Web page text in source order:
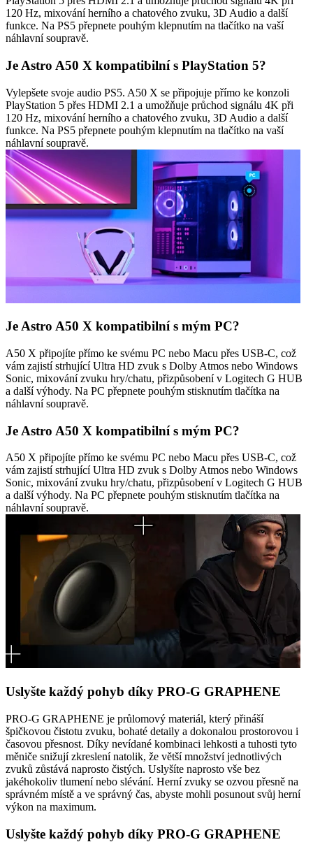
120 Hz, mixování herního a chatového zvuku, 3D Audio a další
funkce. Na PS5 přepnete pouhým klepnutím na tlačítko na vaší
náhlavní soupravě.
Je Astro A50 X kompatibilní s PlayStation 5?
Vylepšete svoje audio PS5. A50 X se připojuje přímo ke konzoli
PlayStation 5 přes HDMI 2.1 a umožňuje průchod signálu 4K při
120 Hz, mixování herního a chatového zvuku, 3D Audio a další
funkce. Na PS5 přepnete pouhým klepnutím na tlačítko na vaší
náhlavní soupravě.
Je Astro A50 X kompatibilní s mým PC?
A50 X připojíte přímo ke svému PC nebo Macu přes USB-C, což
vám zajistí strhující Ultra HD zvuk s Dolby Atmos nebo Windows
Sonic, mixování zvuku hry/chatu, přizpůsobení v Logitech G HUB
a další výhody. Na PC přepnete pouhým stisknutím tlačítka na
náhlavní soupravě.
Je Astro A50 X kompatibilní s mým PC?
A50 X připojíte přímo ke svému PC nebo Macu přes USB-C, což
vám zajistí strhující Ultra HD zvuk s Dolby Atmos nebo Windows
Sonic, mixování zvuku hry/chatu, přizpůsobení v Logitech G HUB
a další výhody. Na PC přepnete pouhým stisknutím tlačítka na
náhlavní soupravě.
Uslyšte každý pohyb díky PRO-G GRAPHENE
PRO-G GRAPHENE je průlomový materiál, který přináší
špičkovou čistotu zvuku, bohaté detaily a dokonalou prostorovou i
časovou přesnost. Díky nevídané kombinaci lehkosti a tuhosti tyto
měniče snižují zkreslení natolik, že větší množství jednotlivých
zvuků zůstává naprosto čistých. Uslyšíte naprosto vše bez
jakéhokoliv tlumení nebo slévání. Herní zvuky se ozvou přesně na
správném místě a ve správný čas, abyste mohli posunout svůj herní
výkon na maximum.
Uslyšte každý pohyb díky PRO-G GRAPHENE